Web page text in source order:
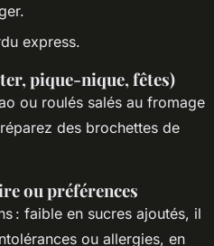
express.
pique-nique, fêtes)
ou roulés salés au fromage
des brochettes de
ou préférences
: faible en sucres ajoutés, il
ou allergies, en